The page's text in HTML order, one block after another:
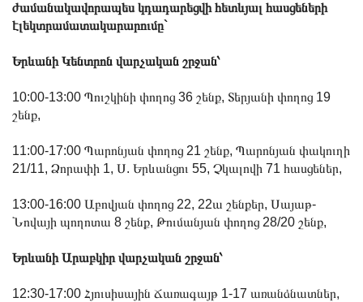
ժամանակավորապես կդադարեցվի հետևյալ հասցեների
էլեկտրամատակարարումը`
Երևանի Կենտրոն վարչական շրջան՝
10:00-13:00 Պուշկինի փողոց 36 շենք, Տերյանի փողոց 19
շենք,
11:00-17:00 Պարոնյան փողոց 21 շենք, Պարոնյան փակուղի
21/11, Ձորափի 1, Ս. Երևանցու 55, Չկալովի 71 հասցեներ,
13:00-16:00 Աբովյան փողոց 22, 22ա շենքեր, Սայաթ-
Նովայի պողոտա 8 շենք, Թումանյան փողոց 28/20 շենք,
Երևանի Արաբկիր վարչական շրջան՝
12:30-17:00 Հյուսիսային Ճառագայթ 1-17 առանձնատներ,